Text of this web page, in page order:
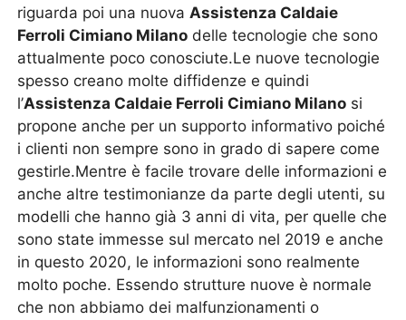
riguarda poi una nuovaAssistenza Caldaie
Ferroli Cimiano Milano delle tecnologie che sono
attualmente poco conosciute.Le nuove tecnologie
spesso creano molte diffidenze e quindi
l’Assistenza Caldaie Ferroli Cimiano Milano si
propone anche per un supporto informativo poiché
i clienti non sempre sono in grado di sapere come
gestirle.Mentre è facile trovare delle informazioni e
anche altre testimonianze da parte degli utenti, su
modelli che hanno già 3 anni di vita, per quelle che
sono state immesse sul mercato nel 2019 e anche
in questo 2020, le informazioni sono realmente
molto poche. Essendo strutture nuove è normale
che non abbiamo dei malfunzionamenti o